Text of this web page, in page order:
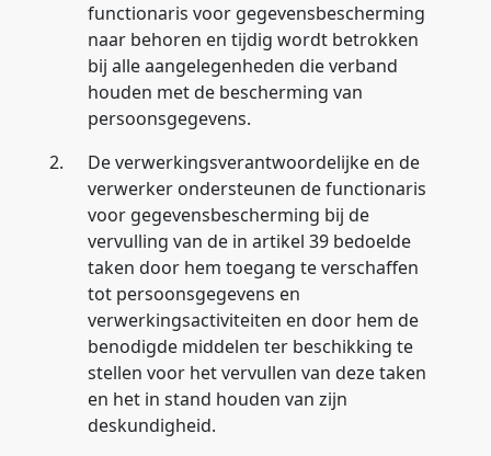
functionaris voor gegevensbescherming
naar behoren en tijdig wordt betrokken
bij alle aangelegenheden die verband
houden met de bescherming van
persoonsgegevens.
2.
De verwerkingsverantwoordelijke en de
verwerker ondersteunen de functionaris
voor gegevensbescherming bij de
vervulling van de in artikel 39 bedoelde
taken door hem toegang te verschaffen
tot persoonsgegevens en
verwerkingsactiviteiten en door hem de
benodigde middelen ter beschikking te
stellen voor het vervullen van deze taken
en het in stand houden van zijn
deskundigheid.